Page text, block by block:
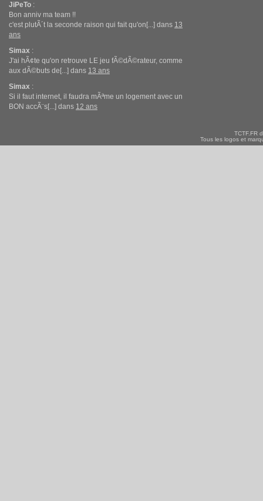
JiPeTo :
Bon anniv ma team !!
c'est plutÃ´t la seconde raison qui fait qu'on[...] dans 13
ans
Simax :
J'ai hÃ¢te qu'on retrouve LE jeu fÃ©dÃ©rateur, comme
aux dÃ©buts de[...] dans 13 ans
Simax :
Si il faut internet, il faudra mÃªme un logement avec un
BON accÃ¨s[...] dans 12 ans
TCTF.FR
Tous les logos et